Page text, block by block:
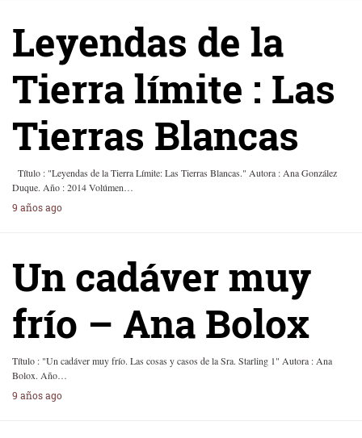
Leyendas de la
Tierra límite : Las
Tierras Blancas
Título : "Leyendas de la Tierra Límite: Las Tierras Blancas." Autora : Ana González
Duque. Año : 2014 Volúmen…
9 años ago
Un cadáver muy
frío – Ana Bolox
Título : "Un cadáver muy frío. Las cosas y casos de la Sra. Starling 1" Autora : Ana
Bolox. Año…
9 años ago